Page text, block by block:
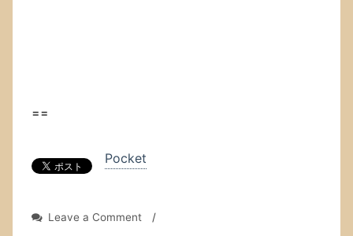
==
Pocket
Leave a Commenton/